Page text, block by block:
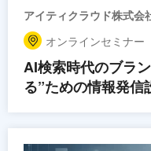
アイティクラウド株式会
オンラインセミナー
AI検索時代のブラ
る”ための情報発